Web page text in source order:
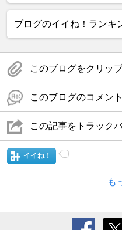
ブログのイイね！ランキ
このブログをクリッ
このブログのコメン
この記事をトラック
イイね！
も